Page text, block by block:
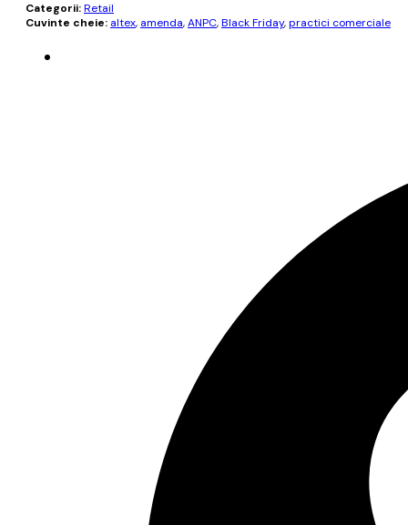
Categorii:Retail
Cuvinte cheie: altex, amenda,ANPC,Black Friday,practici comerciale